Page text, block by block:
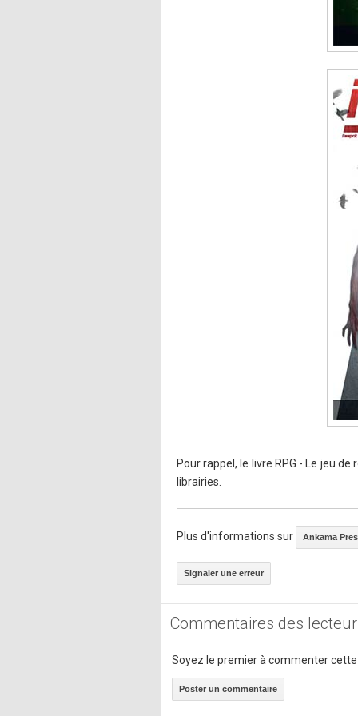
Pour rappel, le livre RPG - Le jeu
librairies.
Plus d'informations sur Ankama
Signaler une erreur
Commentaires des
Soyez le premier à commenter
Poster un commentaire